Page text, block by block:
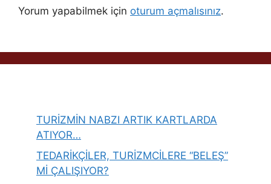
Yorum yapabilmek için oturum açmalısınız.
TURİZMİN NABZI ARTIK KARTLARDA
ATIYOR…
TEDARİKÇİLER, TURİZMCİLERE “BELEŞ”
Mİ ÇALIŞIYOR?